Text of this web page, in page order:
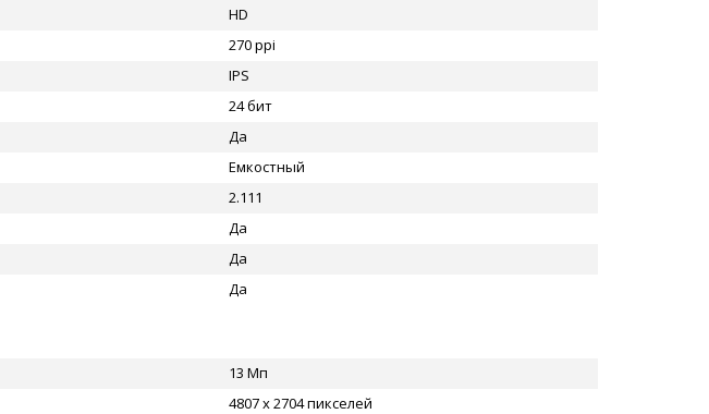
HD
270 ppi
IPS
24 бит
Да
Емкостный
2.111
Да
Да
Да
13 Мп
4807 x 2704 пикселей